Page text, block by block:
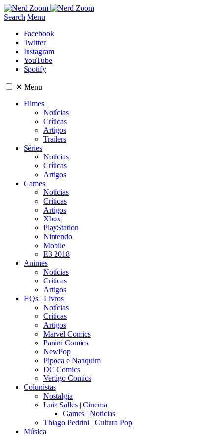
Search Menu
Facebook
Twitter
Instagram
YouTube
Spotify
✕ Menu
Filmes
Notícias
Críticas
Artigos
Trailers
Séries
Notícias
Críticas
Artigos
Games
Notícias
Críticas
Artigos
Xbox
PlayStation
Nintendo
Mobile
E3 2018
Animes
Notícias
Críticas
Artigos
HQs | Livros
Notícias
Críticas
Artigos
Marvel Comics
Panini Comics
NewPop
Pipoca e Nanquim
DC Comics
Vertigo Comics
Colunistas
Nostalgia
Luiz Salles | Cinema
Games | Noticias
Thiago Pedrini | Cultura Pop
Música